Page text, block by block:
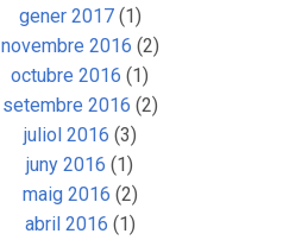
gener 2017(1)
novembre 2016 (2)
octubre 2016 (1)
setembre 2016 (2)
juliol 2016 (3)
juny 2016 (1)
maig 2016 (2)
abril 2016 (1)